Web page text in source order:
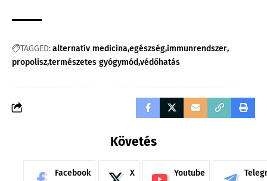
TAGGED:alternatív medicina egészség immunrendszer
propolisztermészetes gyógymód védőhatás
Követés
Facebook X Youtube